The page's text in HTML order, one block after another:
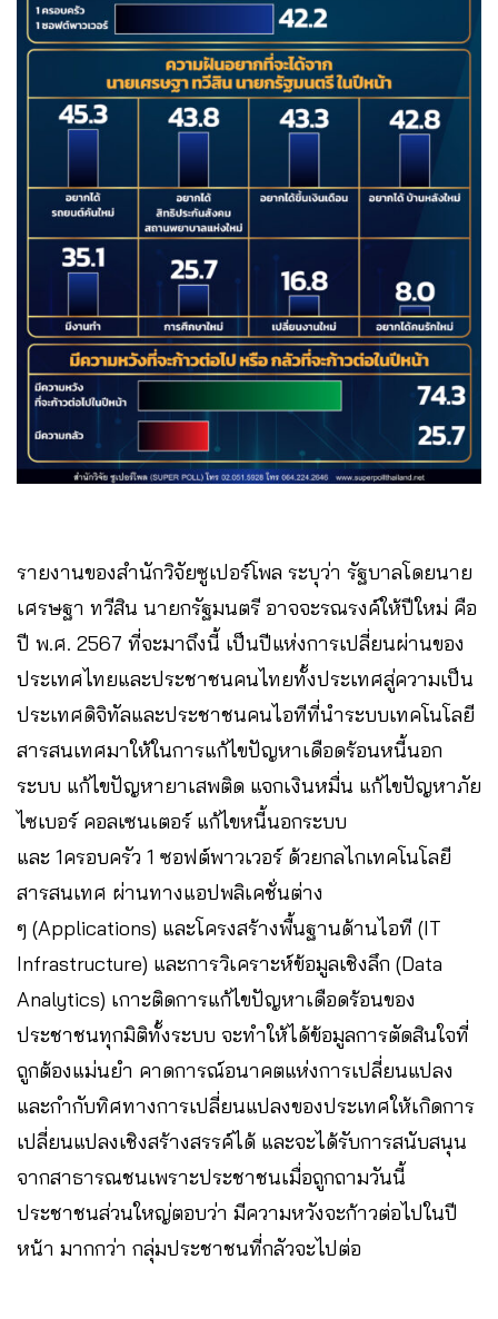
รายงานของสำนักวิจัยซูเปอร์โพล ระบุว่า รัฐบาลโดยนาย
เศรษฐา ทวีสิน นายกรัฐมนตรี อาจจะรณรงค์ให้ปีใหม่ คือ
ปี พ.ศ. 2567 ที่จะมาถึงนี้ เป็นปีแห่งการเปลี่ยนผ่านของ
ประเทศไทยและประชาชนคนไทยทั้งประเทศสู่ความเป็น
ประเทศดิจิทัลและประชาชนคนไอทีที่นำระบบเทคโนโลยี
สารสนเทศมาให้ในการแก้ไขปัญหาเดือดร้อนหนี้นอก
ระบบ แก้ไขปัญหายาเสพติด แจกเงินหมื่น แก้ไขปัญหาภัย
ไซเบอร์ คอลเซนเตอร์ แก้ไขหนี้นอกระบบ
และ 1ครอบครัว 1 ซอฟต์พาวเวอร์ ด้วยกลไกเทคโนโลยี
สารสนเทศ ผ่านทางแอปพลิเคชั่นต่าง
ๆ (Applications) และโครงสร้างพื้นฐานด้านไอที (IT
Infrastructure) และการวิเคราะห์ข้อมูลเชิงลึก (Data
Analytics) เกาะติดการแก้ไขปัญหาเดือดร้อนของ
ประชาชนทุกมิติทั้งระบบ จะทำให้ได้ข้อมูลการตัดสินใจที่
ถูกต้องแม่นยำ คาดการณ์อนาคตแห่งการเปลี่ยนแปลง
และกำกับทิศทางการเปลี่ยนแปลงของประเทศให้เกิดการ
เปลี่ยนแปลงเชิงสร้างสรรค์ได้ และจะได้รับการสนับสนุน
จากสาธารณชนเพราะประชาชนเมื่อถูกถามวันนี้
ประชาชนส่วนใหญ่ตอบว่า มีความหวังจะก้าวต่อไปในปี
หน้า มากกว่า กลุ่มประชาชนที่กลัวจะไปต่อ